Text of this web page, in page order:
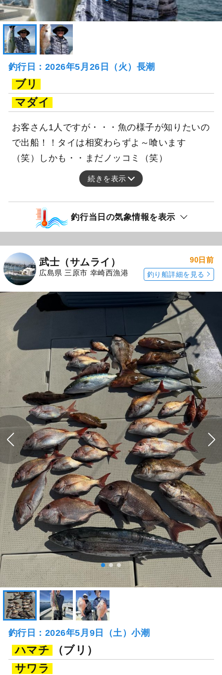
釣行日：2026年5月26日（火）長潮
ブリ
マダイ
お客さん1人ですが・・・魚の様子が知りたいの
で出船！！タイは相変わらずよ～喰います
（笑）しかも・・まだノッコミ（笑）
続きを表示
釣行当日の気象情報を表示
武士（サムライ）
広島県 三原市 幸崎西漁港
90日前
釣り船詳細を見る
釣行日：2026年5月9日（土）小潮
ハマチ
（ブリ）
サワラ